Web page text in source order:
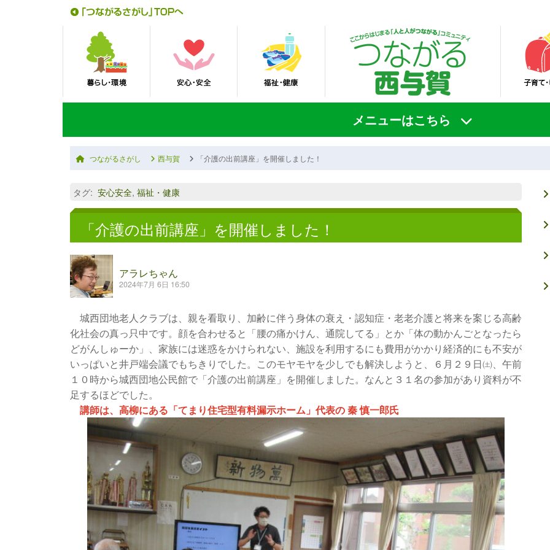
メニューはこちら
つながるさがし 西与賀 「介護の出前講座」を開催しました！
タグ: 安心安全, 福祉・健康
「介護の出前講座」を開催しました！
アラレちゃん
2024年7月 6日 16:50
城西団地老人クラブは、親を看取り、加齢に伴う身体の衰え・認知症・老老介護と将来を案じる高齢
化社会の真っ只中です。顔を合わせると「腰の痛かけん、通院してる」とか「体の動かんごとなったら
どがんしゅーか」、家族には迷惑をかけられない、施設を利用するにも費用がかかり経済的にも不安が
いっぱいと井戸端会議でもちきりでした。このモヤモヤを少しでも解決しようと、６月２９日㈯、午前
１０時から城西団地公民館で「介護の出前講座」を開催しました。なんと３１名の参加があり資料が不
足するほどでした。
講師は、高柳にある「てまり住宅型有料漏示ホーム」代表の秦 慎一郎氏